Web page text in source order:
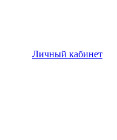
Личный кабинет